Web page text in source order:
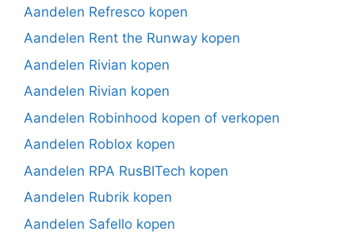
Aandelen Refresco kopen
Aandelen Rent the Runway kopen
Aandelen Rivian kopen
Aandelen Rivian kopen
Aandelen Robinhood kopen of verkopen
Aandelen Roblox kopen
Aandelen RPA RusBITech kopen
Aandelen Rubrik kopen
Aandelen Safello kopen